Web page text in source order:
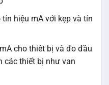
hiệu mA với kẹp và tín
cho thiết bị và đo đầu
các thiết bị như van